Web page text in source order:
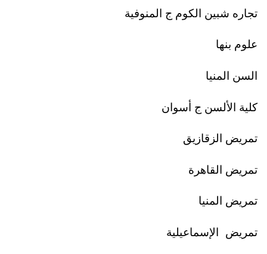
تجاره شبين الكوم ج المنوفية
علوم بنها
السن المنيا
كلية الألسن ج أسوان
تمريض الزقازيق
تمريض القاهرة
تمريض المنيا
تمريض الإسماعيلية